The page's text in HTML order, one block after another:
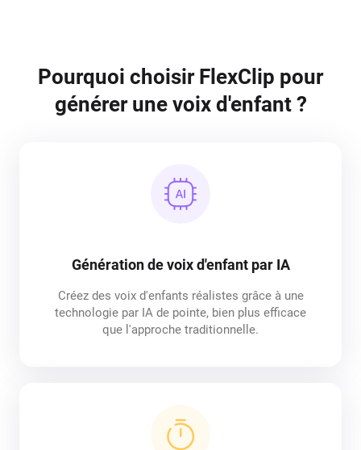
Pourquoi choisir FlexClip pour
générer une voix d'enfant ?
Génération de voix d'enfant par IA
Créez des voix d'enfants réalistes grâce à une
technologie par IA de pointe, bien plus efficace
que l'approche traditionnelle.